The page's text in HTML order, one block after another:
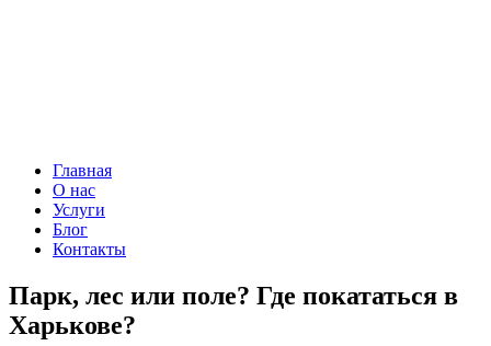
Главная
О нас
Услуги
Блог
Контакты
Парк, лес или поле? Где покататься в
Харькове?